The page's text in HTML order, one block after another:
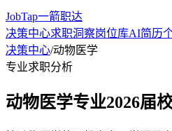
JobTap一箭职达
决策中心求职洞察岗位库AI简历
决策中心/动物医学
专业求职分析
动物医学专业2026届